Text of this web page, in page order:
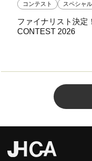
コンテスト スペシャ
ファイナリスト決定
CONTEST 2026